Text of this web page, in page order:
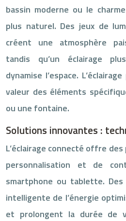
bassin moderne ou le
plus naturel. Des jeux de
créent une atmosphère
tandis qu’un éclairage
dynamise l’espace.
valeur des éléments
ou une fontaine.
Solutions innovantes :
L’éclairage connecté offre
personnalisation et de
smartphone ou tablette.
intelligente de l’énergie
et prolongent la durée de